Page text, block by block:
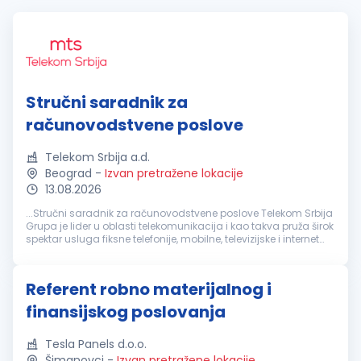
Stručni saradnik za
računovodstvene poslove
Telekom Srbija a.d.
Beograd - Izvan pretražene lokacije
13.08.2026
...Stručni saradnik za računovodstvene poslove Telekom Srbija
Grupa je lider u oblasti telekomunikacija i kao takva pruža širok
spektar usluga fiksne telefonije, mobilne, televizijske i internet
Referent robno materijalnog i
finansijskog poslovanja
Tesla Panels d.o.o.